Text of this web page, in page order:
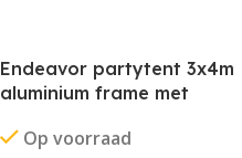
Endeavor partytent 3x4m
aluminium frame met
Op voorraad